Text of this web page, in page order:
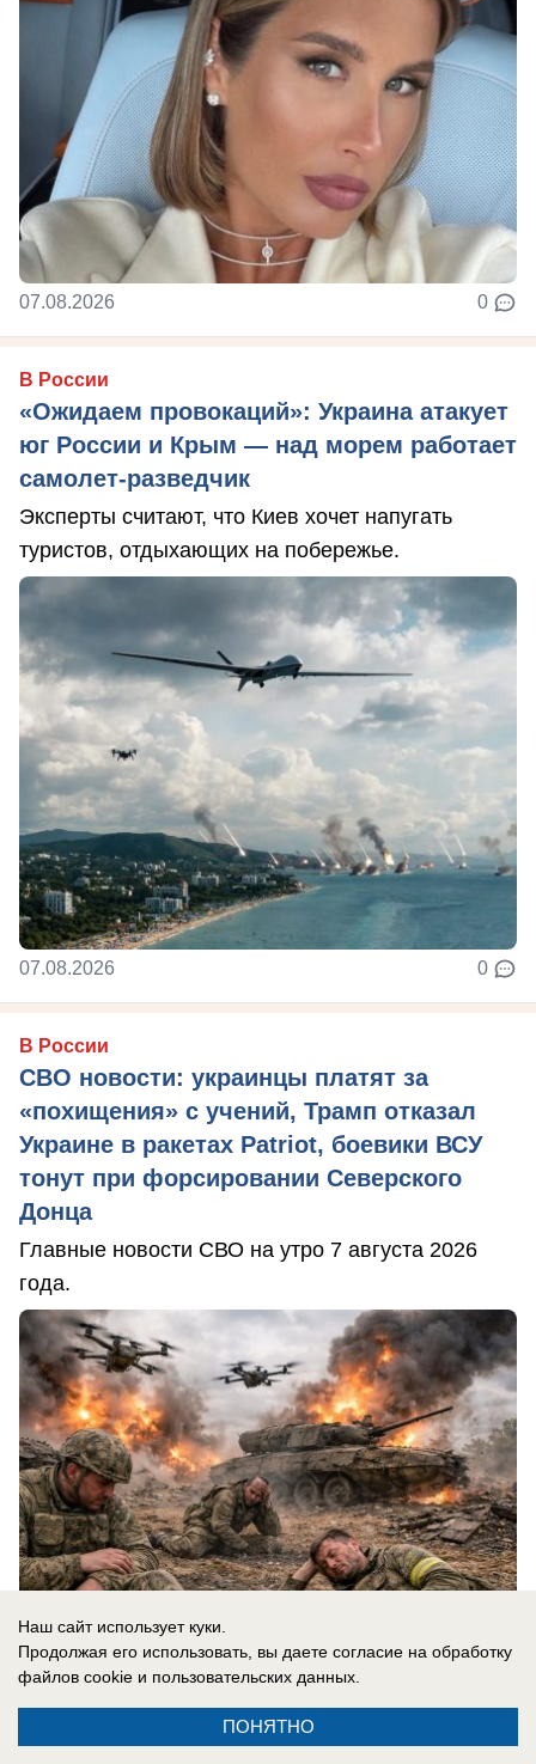
07.08.2026 0
В России
«Ожидаем провокаций»: Украина атакует
юг России и Крым — над морем работает
самолет-разведчик
Эксперты считают, что Киев хочет напугать
туристов, отдыхающих на побережье.
07.08.2026 0
В России
СВО новости: украинцы платят за
«похищения» с учений, Трамп отказал
Украине в ракетах Patriot, боевики ВСУ
тонут при форсировании Северского
Донца
Главные новости СВО на утро 7 августа 2026
года.
Наш сайт использует куки.
Продолжая его использовать, вы даете согласие на обработку
файлов cookie и пользовательских данных.
ПОНЯТНО